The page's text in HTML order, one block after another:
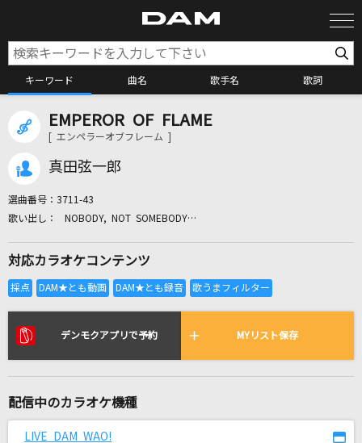
キーワード 曲名 歌手名 歌詞
カラオケ検索
全国りれき
リアルタイムで歌われている曲の一覧
ファタール
EMPEROR OF FLAME
[ エンペラーオブフレーム ]
真田弦一郎
選曲番号： 3711-43
NOBODY, NOT SOMEBODY…
対応カラオケコンテンツ
デンモクアプリで予約 MYリスト保存
配信中のカラオケ機種
LIVE DAM WAO!